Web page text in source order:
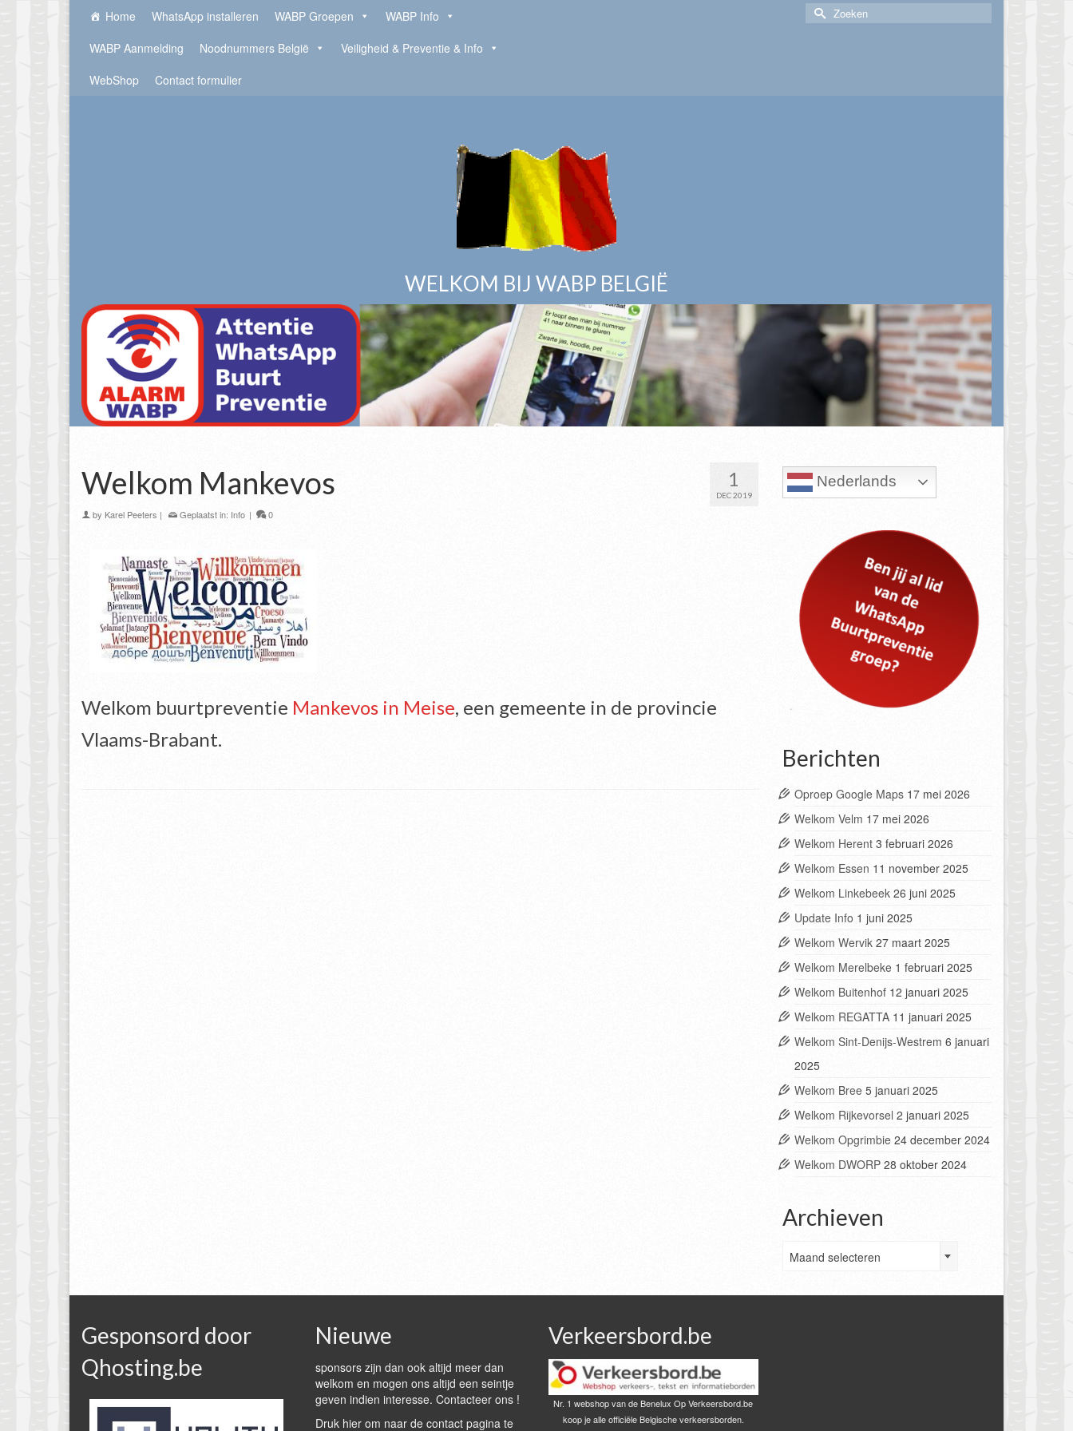
Home WhatsApp installeren WABP Groepen
WABP Info
WABP Aanmelding
Noodnummers België
Veiligheid & Preventie & Info
WebShop
Contact formulier
Zoek
WELKOM BIJ WABP BELGIË
1
DEC 2019
Welkom Mankevos
by Karel Peeters | Geplaatst in: Info | 0
Welkom buurtpreventie Mankevos in Meise, een gemeente in de provincie
Vlaams-Brabant.
Nederlands
Berichten
Oproep Google Maps 17 mei 2026
Welkom Velm 17 mei 2026
Welkom Herent 3 februari 2026
Welkom Essen 11 november 2025
Welkom Linkebeek 26 juni 2025
Update Info 1 juni 2025
Welkom Wervik 27 maart 2025
Welkom Merelbeke 1 februari 2025
Welkom Buitenhof 12 januari 2025
Welkom REGATTA 11 januari 2025
Welkom Sint-Denijs-Westrem 6 januari
2025
Welkom Bree 5 januari 2025
Welkom Rijkevorsel 2 januari 2025
Welkom Opgrimbie 24 december 2024
Welkom DWORP 28 oktober 2024
Archieven
Maand selecteren
Gesponsord door
Qhosting.be
Nieuwe
sponsors zijn dan ook altijd meer dan
welkom en mogen ons altijd een seintje
geven indien interesse. Contacteer ons !
Druk hier om naar de contact pagina te
Verkeersbord.be
Nr. 1 webshop van de Benelux Op Verkeersbord.be
koop je alle officiële Belgische verkeersborden.